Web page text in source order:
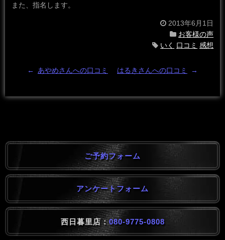
また、指名します。
2013年6月1日
お客様の声
いく
口コミ 感想
← あやめさんへの口コミ はるきさんへの口コミ →
ご予約フォーム
アンケートフォーム
西日暮里店：080-9775-0808